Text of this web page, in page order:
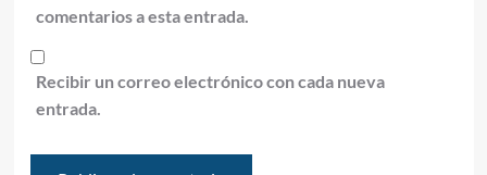
comentarios a esta entrada.
Recibir un correo electrónico con cada nueva
entrada.